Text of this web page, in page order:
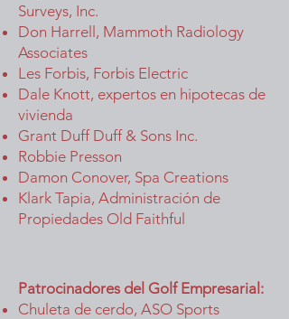
Surveys, Inc.
Don Harrell, Mammoth Radiology
Associates
Les Forbis, Forbis Electric
Dale Knott, expertos en hipotecas de
vivienda
Grant Duff Duff & Sons Inc.
Robbie Presson
Damon Conover, Spa Creations
Klark Tapia, Administración de
Propiedades Old Faithful
Patrocinadores del Golf Empresarial:
Chuleta de cerdo, ASO Sports